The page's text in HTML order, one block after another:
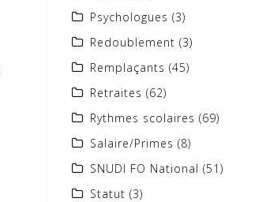
Psychologues (3)
Redoublement (3)
Remplaçants (45)
Retraites (62)
Rythmes scolaires (69)
Salaire/Primes (8)
SNUDI FO National (51)
Statut (3)